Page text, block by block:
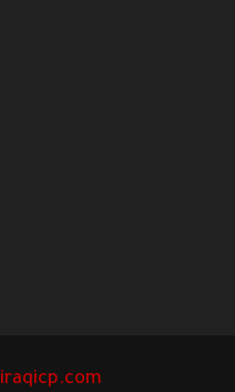
iraqicp.com